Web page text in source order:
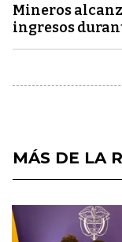
Mineros
ingresos
MÁS DE LA